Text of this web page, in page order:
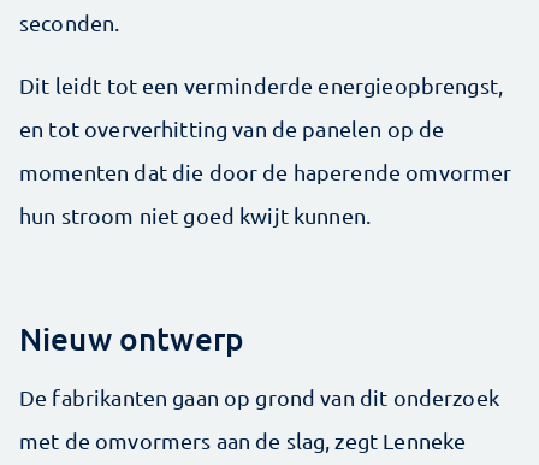
seconden.
Dit leidt tot een verminderde energieopbrengst,
en tot oververhitting van de panelen op de
momenten dat die door de haperende omvormer
hun stroom niet goed kwijt kunnen.
Nieuw ontwerp
De fabrikanten gaan op grond van dit onderzoek
met de omvormers aan de slag, zegt Lenneke